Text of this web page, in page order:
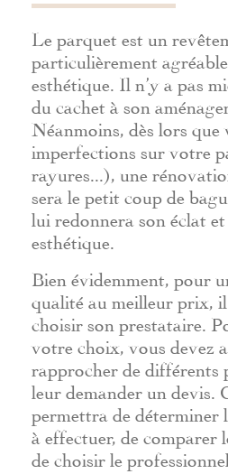
Le parquet est un
particulièrement
esthétique. Il n’y a pas
du cachet à son
Néanmoins, dès lors que
imperfections sur votre
rayures...), une
sera le petit coup de
lui redonnera son éclat et
esthétique.
Bien évidemment, pour
qualité au meilleur prix, il
choisir son prestataire.
votre choix, vous devez
rapprocher de différents
leur demander un devis.
permettra de déterminer
à effectuer, de comparer
de choisir le